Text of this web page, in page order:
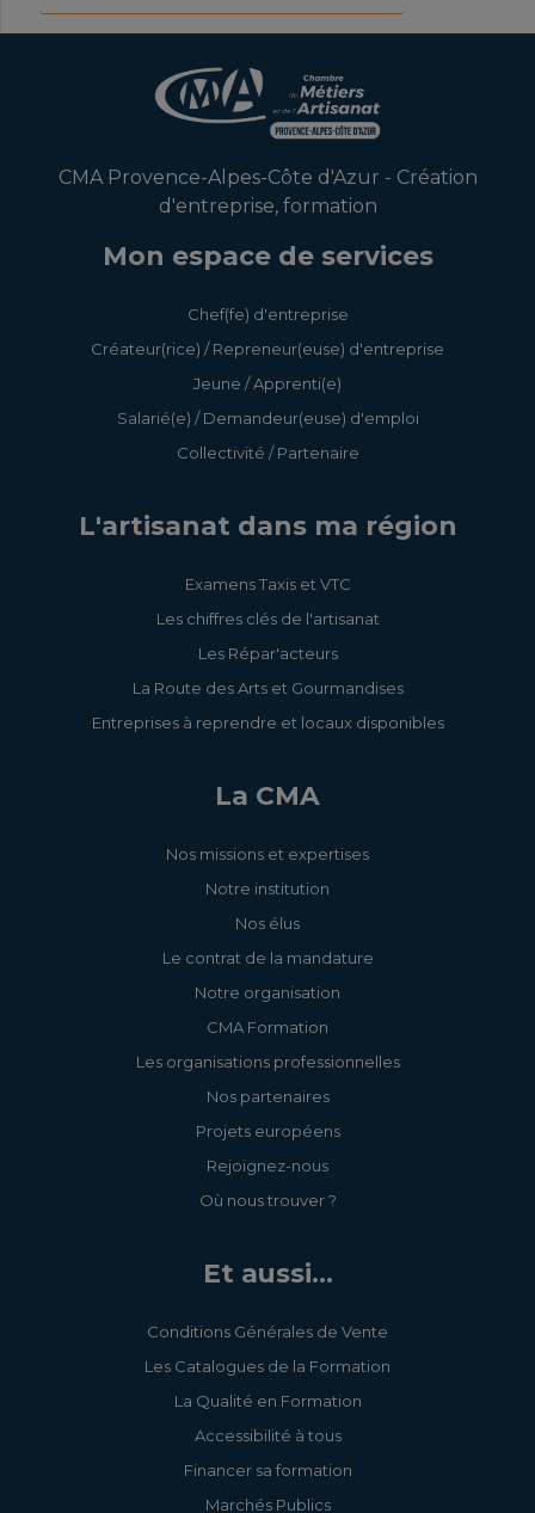
CMA Provence-Alpes-Côte d'Azur - Création
d'entreprise, formation
Mon espace de services
Chef(fe) d'entreprise
Créateur(rice) / Repreneur(euse) d'entreprise
Jeune / Apprenti(e)
Salarié(e) / Demandeur(euse) d'emploi
Collectivité / Partenaire
L'artisanat dans ma région
Examens Taxis et VTC
Les chiffres clés de l'artisanat
Les Répar'acteurs
La Route des Arts et Gourmandises
Entreprises à reprendre et locaux disponibles
La CMA
Nos missions et expertises
Notre institution
Nos élus
Le contrat de la mandature
Notre organisation
CMA Formation
Les organisations professionnelles
Nos partenaires
Projets européens
Rejoignez-nous
Où nous trouver ?
Et aussi...
Conditions Générales de Vente
Les Catalogues de la Formation
La Qualité en Formation
Accessibilité à tous
Financer sa formation
Marchés Publics